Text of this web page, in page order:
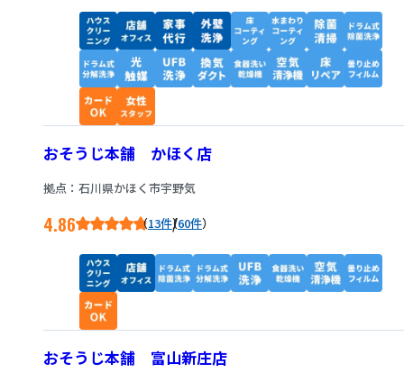
おそうじ本舗 かほく店
拠点：石川県かほく市宇野気
4.86 13件/60件
おそうじ本舗 富山新庄店